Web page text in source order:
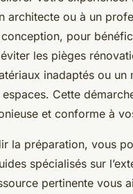
architecte ou à un
pour
les pièges
inadaptés ou un
Cette
et conforme à
la préparation, vous
spécialisés sur
pertinente vous